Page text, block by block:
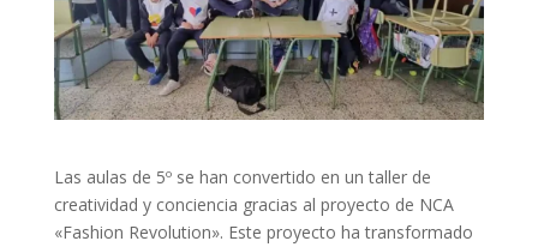
Las aulas de 5º se han convertido en un taller de
creatividad y conciencia gracias al proyecto de NCA
«Fashion Revolution». Este proyecto ha transformado